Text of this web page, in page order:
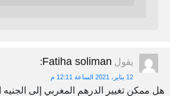
يقول Fatiha soliman
:
12 يناير، 2021 الساعة 12:11 م
هل ممكن تغيير الدرهم المغربي إلى